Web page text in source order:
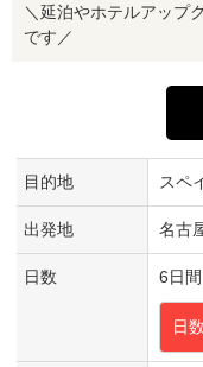
＼延泊やホテルアップ
です／
目的地 スペ
出発地 名古
日数 6日間
日